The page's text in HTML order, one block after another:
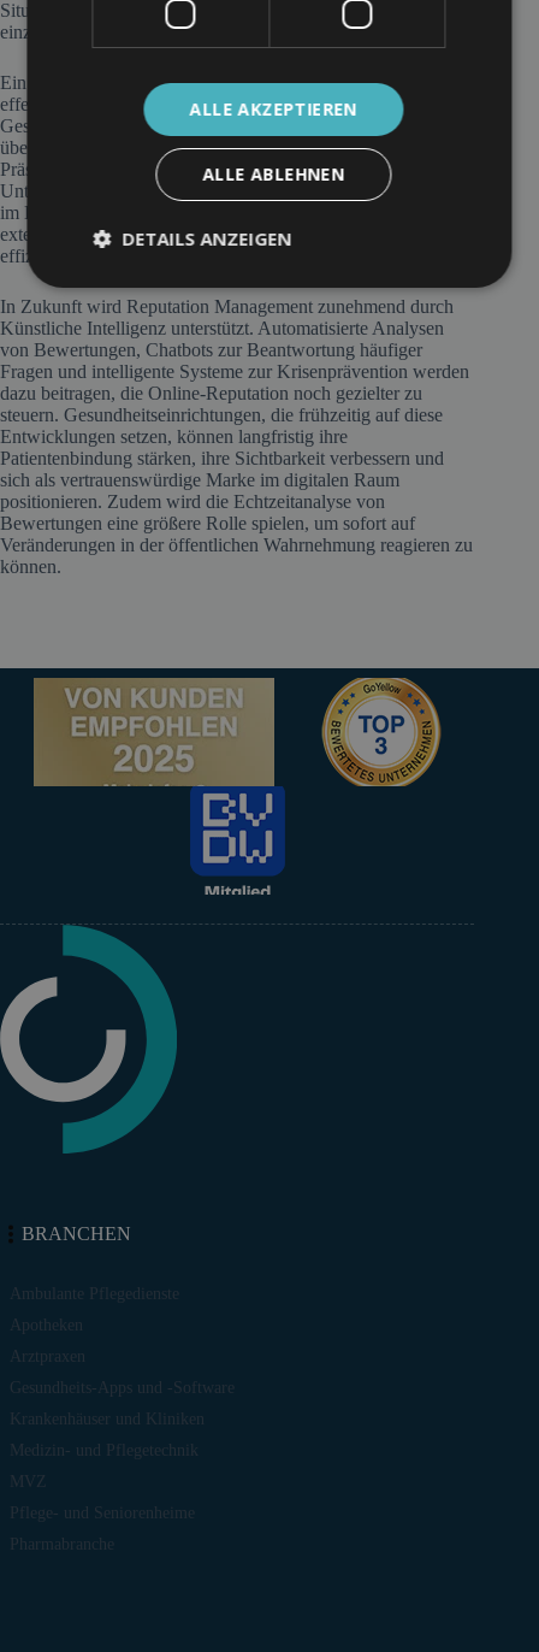
Situationen sowie die Möglichkeit, rechtliche Schritte
einzuleiten, sind wichtige Aspekte des Reputationsschutzes.
Ein weiteres Problem stellt der hohe Zeitaufwand dar, den
effektives Reputation Management erfordert.
Gesundheitsdienstleister müssen regelmäßig Bewertungen
überwachen, auf Patientenfeedback reagieren und ihre Online-
Präsenz pflegen. Ohne ein strukturiertes System oder externe
Unterstützung kann es schwierig sein, alle relevanten Kanäle
im Blick zu behalten. Spezialisierte Softwarelösungen oder
externe Agenturen können dabei helfen, den Prozess
effizienter zu gestalten.
In Zukunft wird Reputation Management zunehmend durch
Künstliche Intelligenz unterstützt. Automatisierte Analysen
von Bewertungen, Chatbots zur Beantwortung häufiger
Fragen und intelligente Systeme zur Krisenprävention werden
dazu beitragen, die Online-Reputation noch gezielter zu
steuern. Gesundheitseinrichtungen, die frühzeitig auf diese
Entwicklungen setzen, können langfristig ihre
Patientenbindung stärken, ihre Sichtbarkeit verbessern und
sich als vertrauenswürdige Marke im digitalen Raum
positionieren. Zudem wird die Echtzeitanalyse von
Bewertungen eine größere Rolle spielen, um sofort auf
Veränderungen in der öffentlichen Wahrnehmung reagieren zu
können.
BRANCHEN
Ambulante Pflegedienste
Apotheken
Arztpraxen
Gesundheits-Apps und -Software
Krankenhäuser und Kliniken
Medizin- und Pflegetechnik
MVZ
Pflege- und Seniorenheime
Pharmabranche
ALLE AKZEPTIEREN
ALLE ABLEHNEN
DETAILS ANZEIGEN